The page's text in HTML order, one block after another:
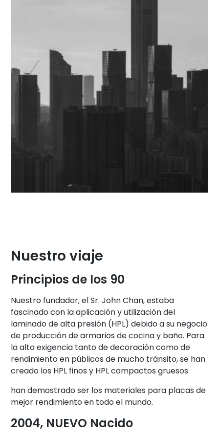
Nuestro viaje
Principios de los 90
Nuestro fundador, el Sr. John Chan, estaba
fascinado con la aplicación y utilización del
laminado de alta presión (HPL) debido a su negocio
de producción de armarios de cocina y baño. Para
la alta exigencia tanto de decoración como de
rendimiento en públicos de mucho tránsito, se han
creado los HPL finos y HPL compactos gruesos
han demostrado ser los materiales para placas de
mejor rendimiento en todo el mundo.
2004, NUEVO Nacido